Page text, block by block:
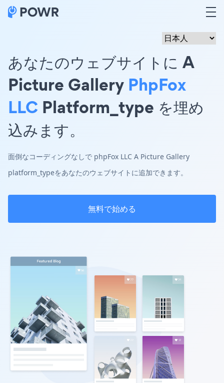
あなたのウェブサイトに A
Picture Gallery PhpFox
LLC Platform_type を埋め
込みます。
面倒なコーディングなしで phpFox LLC A Picture Gallery
platform_typeをあなたのウェブサイトに追加できます。
無料で始める